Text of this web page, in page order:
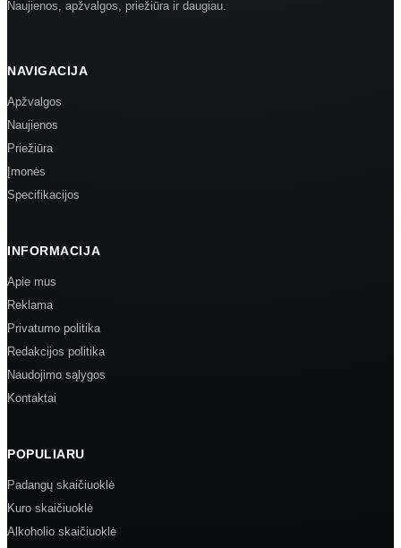
Naujienos, apžvalgos, priežiūra ir daugiau.
NAVIGACIJA
Apžvalgos
Naujienos
Priežiūra
Įmonės
Specifikacijos
INFORMACIJA
Apie mus
Reklama
Privatumo politika
Redakcijos politika
Naudojimo sąlygos
Kontaktai
POPULIARU
Padangų skaičiuoklė
Kuro skaičiuoklė
Alkoholio skaičiuoklė